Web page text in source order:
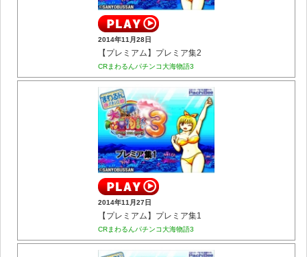
2014年11月28日
【プレミアム】プレミア集2
CRまわるんパチンコ大海物語3
2014年11月27日
【プレミアム】プレミア集1
CRまわるんパチンコ大海物語3